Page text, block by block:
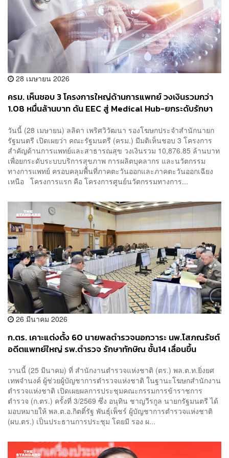
28 เมษายน 2026
ครม. เห็นชอบ 3 โครงการใหญ่ด้านการแพทย์ วงเงินรวมกว่า
1.08 หมื่นล้านบาท ดัน EEC สู่ Medical Hub-ยกระดับรักษา
วันนี้ (28 เมษายน) ลลิดา เพริศวิวัฒนา รองโฆษกประจำสำนักนายก
รัฐมนตรี เปิดเผยว่า คณะรัฐมนตรี (ครม.) มีมติเห็นชอบ 3 โครงการ
สำคัญด้านการแพทย์และสาธารณสุข วงเงินรวม 10,876.85 ล้านบาท
เพื่อยกระดับระบบบริการสุขภาพ การผลิตบุคลากร และนวัตกรรม
ทางการแพทย์ ครอบคลุมพื้นที่ภาคตะวันออกและภาคตะวันออกเฉียง
เหนือ โครงการแรก คือ โครงการศูนย์นวัตกรรมทางการ...
26 มีนาคม 2026
ก.ตร. เคาะแต่งตั้ง 60 นายพลตำรวจนอกวาระ นพ.โสภณรัชต์
อดีตแพทย์ใหญ่ รพ.ตำรวจ รักษาทักษิณ ชั้น14 เลื่อนขึ้น
วานนี้ (25 มีนาคม) ที่ สำนักงานตำรวจแห่งชาติ (ตร.) พล.ต.ท.ยิ่งยศ
เทพจำนงค์ ผู้ช่วยผู้บัญชาการตำรวจแห่งชาติ ในฐานะโฆษกสำนักงาน
ตำรวจแห่งชาติ เปิดเผยผลการประชุมคณะกรรมการข้าราชการ
ตำรวจ (ก.ตร.) ครั้งที่ 3/2569 ซึ่ง อนุทิน ชาญวีรกูล นายกรัฐมนตรี ได้
มอบหมายให้ พล.ต.อ.กิตติ์รัฐ พันธุ์เพ็ชร์ ผู้บัญชาการตำรวจแห่งชาติ
(ผบ.ตร.) เป็นประธานการประชุม โดยมี รอง ผ...